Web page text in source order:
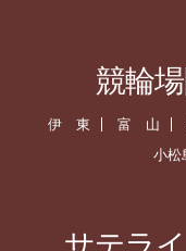
競輪
伊 東 富 山
小松